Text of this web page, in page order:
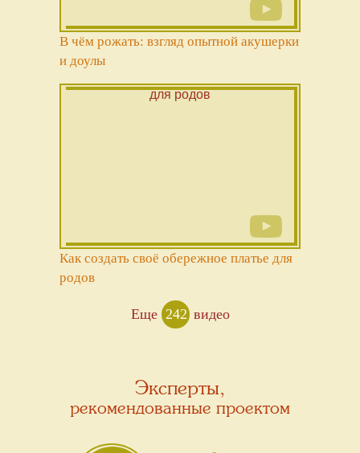
В чём рожать: взгляд опытной акушерки
и доулы
Как создать своё обережное платье для
родов
Еще 242видео
Эксперты,
рекомендованные проектом